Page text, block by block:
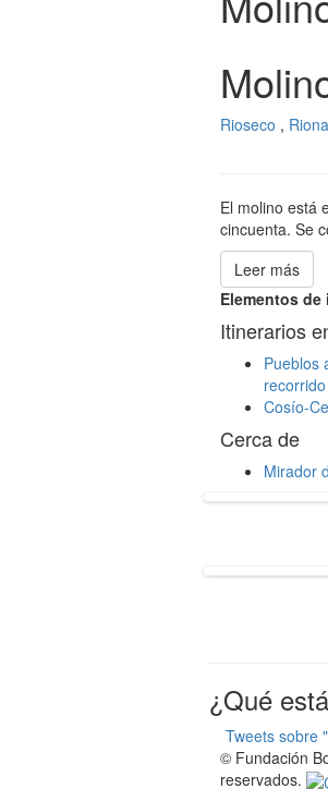
Rioseco ,
El molino está
cincuenta. Se
Leer más
Elementos
Itinerarios
Pueblos
Cosío-
Cerca de
Mirador
¿Qué
Tweets sobre
© Fundación
reservados.